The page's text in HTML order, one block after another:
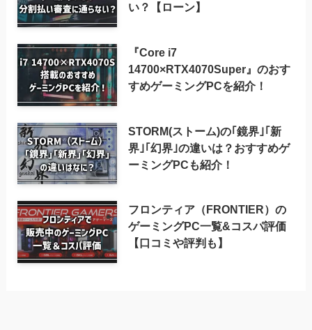
い？【ローン】
『Core i7
14700×RTX4070Super』のおす
すめゲーミングPCを紹介！
STORM(ストーム)の｢鏡界｣｢新
界｣｢幻界｣の違いは？おすすめゲ
ーミングPCも紹介！
フロンティア（FRONTIER）の
ゲーミングPC一覧&コスパ評価
【口コミや評判も】